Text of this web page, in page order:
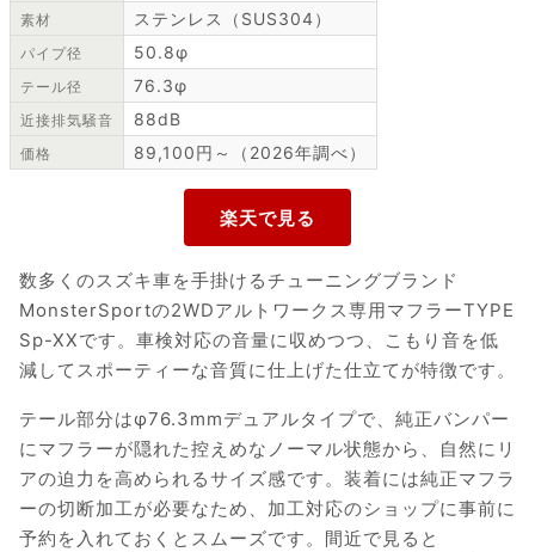
素材 ステンレス（SUS304）
パイプ径 50.8φ
テール径 76.3φ
近接排気騒音 88dB
価格 89,100円～（2026年調べ）
数多くのスズキ車を手掛けるチューニングブランド
MonsterSportの2WDアルトワークス専用マフラーTYPE
Sp-XXです。車検対応の音量に収めつつ、こもり音を低
減してスポーティーな音質に仕上げた仕立てが特徴です。
テール部分はφ76.3mmデュアルタイプで、純正バンパー
にマフラーが隠れた控えめなノーマル状態から、自然にリ
アの迫力を高められるサイズ感です。装着には純正マフラ
ーの切断加工が必要なため、加工対応のショップに事前に
予約を入れておくとスムーズです。間近で見ると